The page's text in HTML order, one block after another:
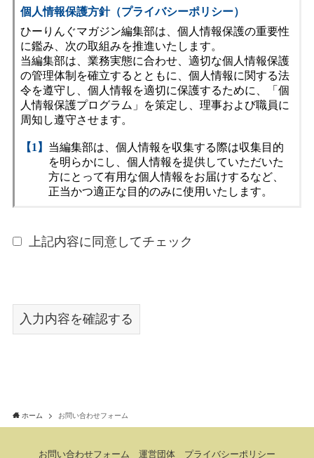
上記内容に同意してチェック
ホーム お問い合わせフォーム
お問い合わせフォーム 運営団体 プライバシーポリシー